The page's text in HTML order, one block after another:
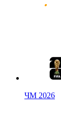
ЧМ 2026